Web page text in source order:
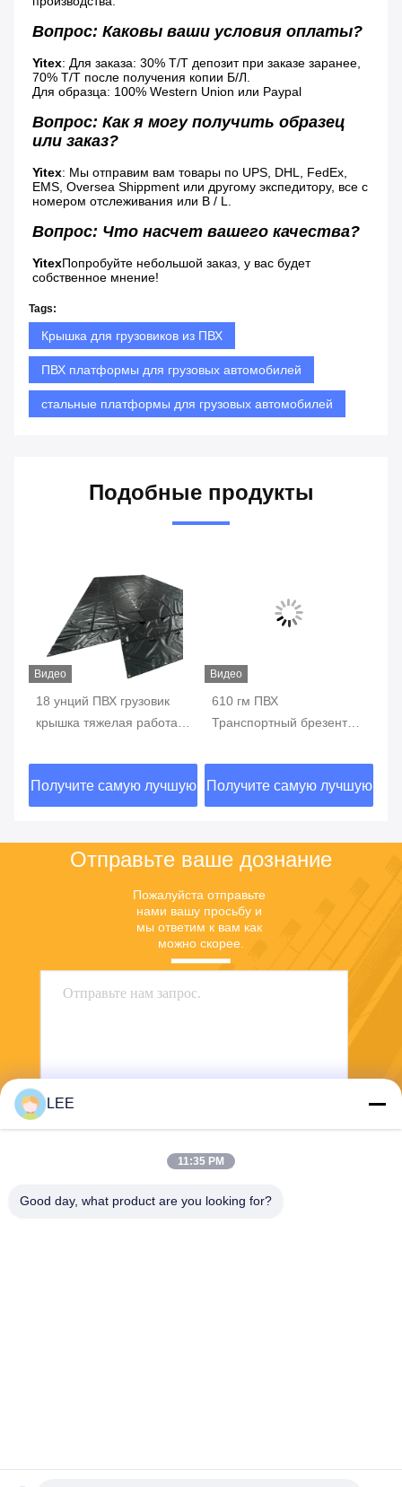
Вопрос: Каковы ваши условия оплаты?
Yitex: Для заказа: 30% Т/Т депозит при заказе заранее,
70% Т/Т после получения копии Б/Л.
Для образца: 100% Western Union или Paypal
Вопрос: Как я могу получить образец
или заказ?
Yitex: Мы отправим вам товары по UPS, DHL, FedEx,
EMS, Oversea Shippment или другому экспедитору, все с
номером отслеживания или B / L.
Вопрос: Что насчет вашего качества?
YitexПопробуйте небольшой заказ, у вас будет
собственное мнение!
Tags:
Крышка для грузовиков из ПВХ
ПВХ платформы для грузовых автомобилей
стальные платформы для грузовых автомобилей
Подобные продукты
Видео
18 унций ПВХ грузовик
крышка тяжелая работа
лесоматериал брезент
Получите самую лучшую
Видео
610 гм ПВХ
Транспортный брезент
ткань ПВХ покрытый
брезент стальной брезент
Получите самую лучшую
Отправьте ваше дознание
Пожалуйста отправьте
нами вашу просьбу и
мы ответим к вам как
можно скорее.
LEE
11:35 PM
Good day, what product are you looking for?